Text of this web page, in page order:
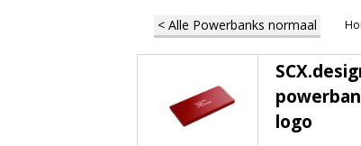
< Alle Powerbanks normaal
logo